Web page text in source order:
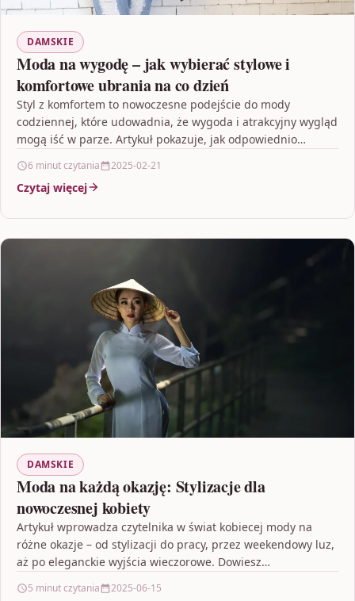
DAMSKIE
Moda na wygodę – jak wybierać stylowe i
komfortowe ubrania na co dzień
Styl z komfortem to nowoczesne podejście do mody
codziennej, które udowadnia, że wygoda i atrakcyjny wygląd
mogą iść w parze. Artykuł pokazuje, jak odpowiednio…
6 minut czytania 2025-02-21
Czytaj więcej
DAMSKIE
Moda na każdą okazję: Stylizacje dla
nowoczesnej kobiety
Artykuł wprowadza czytelnika w świat kobiecej mody na
różne okazje – od stylizacji do pracy, przez weekendowy luz,
aż po eleganckie wyjścia wieczorowe. Dowiesz…
5 minut czytania 2025-06-15